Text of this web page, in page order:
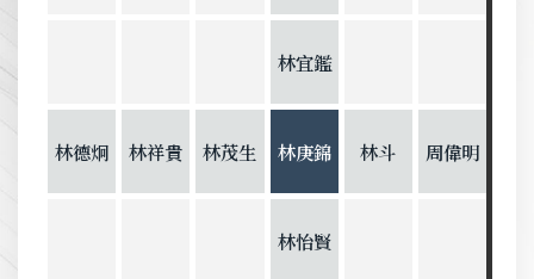
周偉明
林斗
林宜鑑
林庚錦
林怡賢
林茂生
林祥貴
林德炯